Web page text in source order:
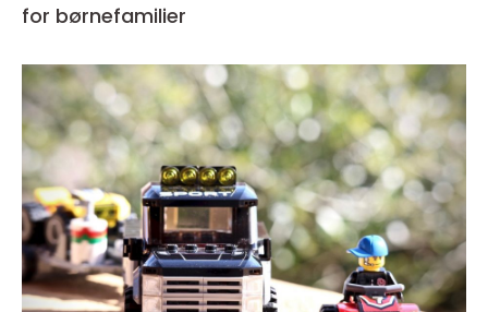
for børnefamilier